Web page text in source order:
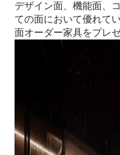
デザイン面、機能面、
ての面において優れて
面オーダー家具をプレゼ